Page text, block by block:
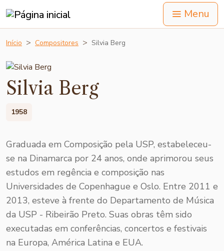
Menu
Início Compositores Silvia Berg
Silvia Berg
1958
Graduada em Composição pela USP, estabeleceu-
se na Dinamarca por 24 anos, onde aprimorou seus
estudos em regência e composição nas
Universidades de Copenhague e Oslo. Entre 2011 e
2013, esteve à frente do Departamento de Música
da USP - Ribeirão Preto. Suas obras têm sido
executadas em conferências, concertos e festivais
na Europa, América Latina e EUA.